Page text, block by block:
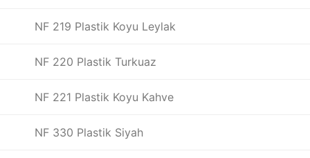
NF 219 Plastik Koyu Leylak
NF 220 Plastik Turkuaz
NF 221 Plastik Koyu Kahve
NF 330 Plastik Siyah